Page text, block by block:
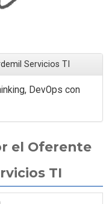
Servicios TI
DevOps con
el Oferente
TI